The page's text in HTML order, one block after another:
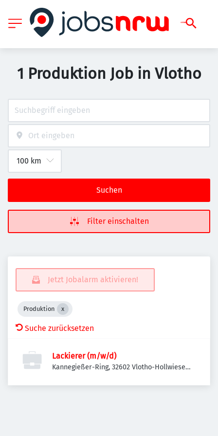
1 Produktion Job in Vlotho
Suchen
Filter einschalten
Jetzt Jobalarm aktivieren!
Produktion
Suche zurücksetzen
Lackierer (m/w/d)
Kannegießer-Ring, 32602 Vlotho-Hollwiesen,